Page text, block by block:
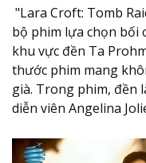
"Lara Croft: Tomb
bộ phim lựa chọn bối
khu vực đền Ta
thước phim mang
già. Trong phim, đền
diễn viên Angelina